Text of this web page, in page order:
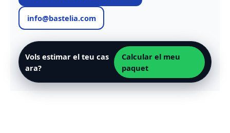
info@bastelia.com
Vols estimar el teu cas
ara?
Calcular el meu
paquet